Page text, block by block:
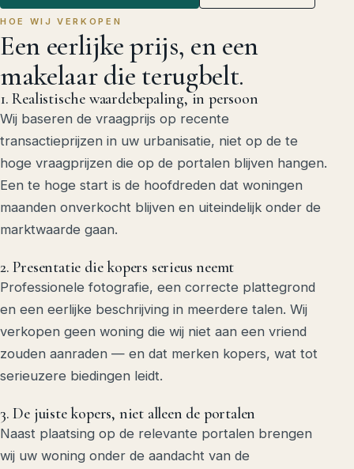
HOE WIJ VERKOPEN
Een eerlijke prijs, en een
makelaar die terugbelt.
1. Realistische waardebepaling, in persoon
Wij baseren de vraagprijs op recente
transactieprijzen in uw urbanisatie, niet op de te
hoge vraagprijzen die op de portalen blijven hangen.
Een te hoge start is de hoofdreden dat woningen
maanden onverkocht blijven en uiteindelijk onder de
marktwaarde gaan.
2. Presentatie die kopers serieus neemt
Professionele fotografie, een correcte plattegrond
en een eerlijke beschrijving in meerdere talen. Wij
verkopen geen woning die wij niet aan een vriend
zouden aanraden — en dat merken kopers, wat tot
serieuzere biedingen leidt.
3. De juiste kopers, niet alleen de portalen
Naast plaatsing op de relevante portalen brengen
wij uw woning onder de aandacht van de